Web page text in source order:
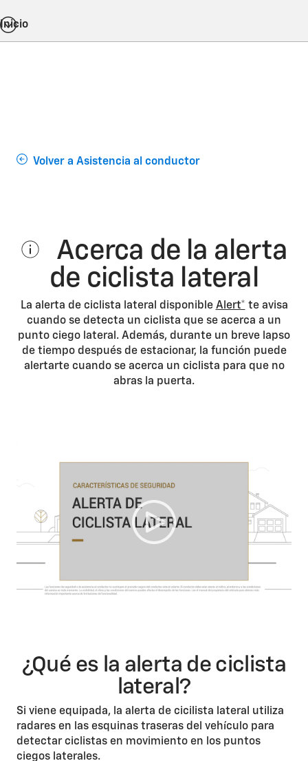
Inicio
Volver a Asistencia al conductor
Acerca de la alerta
de ciclista lateral
La alerta de ciclista lateral disponible Alert* te avisa
cuando se detecta un ciclista que se acerca a un
punto ciego lateral. Además, durante un breve lapso
de tiempo después de estacionar, la función puede
alertarte cuando se acerca un ciclista para que no
abras la puerta.
¿Qué es la alerta de ciclista
lateral?
Si viene equipada, la alerta de cicilista lateral utiliza
radares en las esquinas traseras del vehículo para
detectar ciclistas en movimiento en los puntos
ciegos laterales.